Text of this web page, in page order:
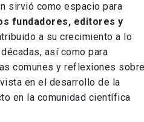
sirvió como espacio para
fundadores, editores y
a su crecimiento a lo
así como para
comunes y reflexiones
en el desarrollo de la
en la comunidad científica